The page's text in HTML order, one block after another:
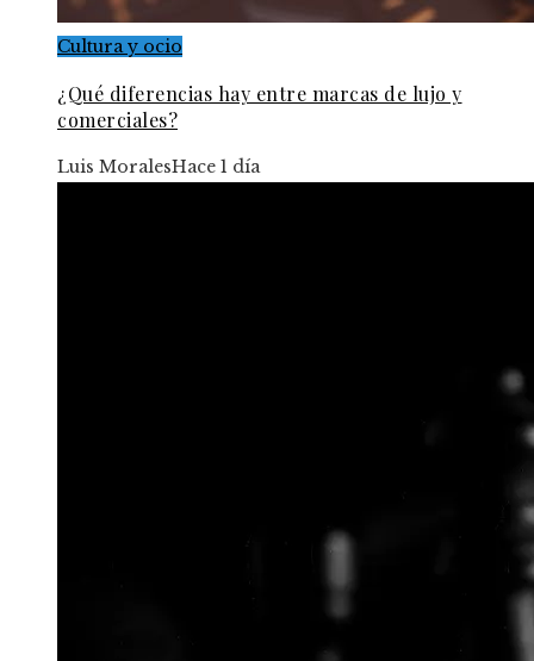
Cultura y ocio
¿Qué diferencias hay entre marcas de lujo y
comerciales?
Luis MoralesHace 1 día